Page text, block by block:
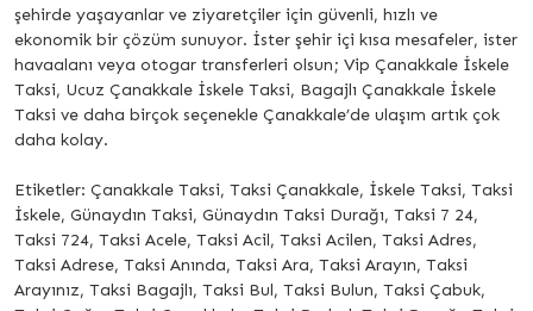
şehirde yaşayanlar ve ziyaretçiler için güvenli, hızlı ve
ekonomik bir çözüm sunuyor. İster şehir içi kısa mesafeler, ister
havaalanı veya otogar transferleri olsun; Vip Çanakkale İskele
Taksi, Ucuz Çanakkale İskele Taksi, Bagajlı Çanakkale İskele
Taksi ve daha birçok seçenekle Çanakkale’de ulaşım artık çok
daha kolay.
Etiketler: Çanakkale Taksi, Taksi Çanakkale, İskele Taksi, Taksi
İskele, Günaydın Taksi, Günaydın Taksi Durağı, Taksi 7 24,
Taksi 724, Taksi Acele, Taksi Acil, Taksi Acilen, Taksi Adres,
Taksi Adrese, Taksi Anında, Taksi Ara, Taksi Arayın, Taksi
Arayınız, Taksi Bagajlı, Taksi Bul, Taksi Bulun, Taksi Çabuk,